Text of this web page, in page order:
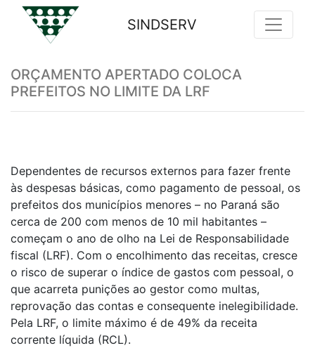
SINDSERV
ORÇAMENTO APERTADO COLOCA
PREFEITOS NO LIMITE DA LRF
Dependentes de recursos externos para fazer frente
às despesas básicas, como pagamento de pessoal, os
prefeitos dos municípios menores – no Paraná são
cerca de 200 com menos de 10 mil habitantes –
começam o ano de olho na Lei de Responsabilidade
fiscal (LRF). Com o encolhimento das receitas, cresce
o risco de superar o índice de gastos com pessoal, o
que acarreta punições ao gestor como multas,
reprovação das contas e consequente inelegibilidade.
Pela LRF, o limite máximo é de 49% da receita
corrente líquida (RCL).